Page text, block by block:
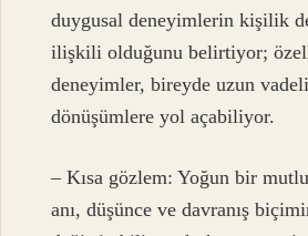
duygusal deneyimlerin kişilik
ilişkili olduğunu belirtiyor;
deneyimler, bireyde uzun
dönüşümlere yol açabiliyor.
– Kısa gözlem: Yoğun bir
anı, düşünce ve davranış